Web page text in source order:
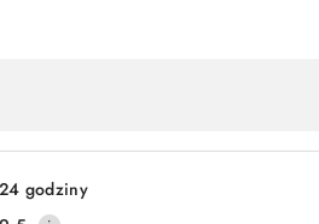
24 godziny